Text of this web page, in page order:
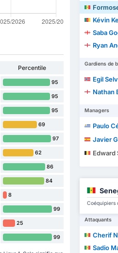
Percentile
95
95
95
69
97
62
86
84
8
99
25
99
Kévin
Saba
Ryan
Gardiens de
Egil
Nathan
Managers
Paulo
Javier
Edward
Coéquipiers
Attaquants
Cherif
Sadio